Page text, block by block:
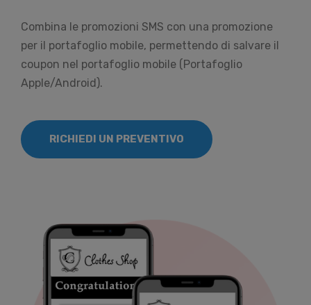
Combina le promozioni SMS con una promozione
per il portafoglio mobile, permettendo di salvare il
coupon nel portafoglio mobile (Portafoglio
Apple/Android).
RICHIEDI UN PREVENTIVO